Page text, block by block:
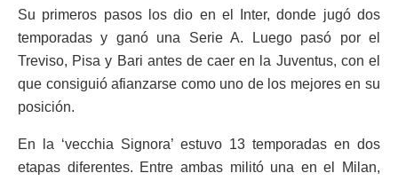
Su primeros pasos los dio en el Inter, donde jugó dos
temporadas y ganó una Serie A. Luego pasó por el
Treviso, Pisa y Bari antes de caer en la Juventus, con el
que consiguió afianzarse como uno de los mejores en su
posición.
En la ‘vecchia Signora’ estuvo 13 temporadas en dos
etapas diferentes. Entre ambas militó una en el Milan,